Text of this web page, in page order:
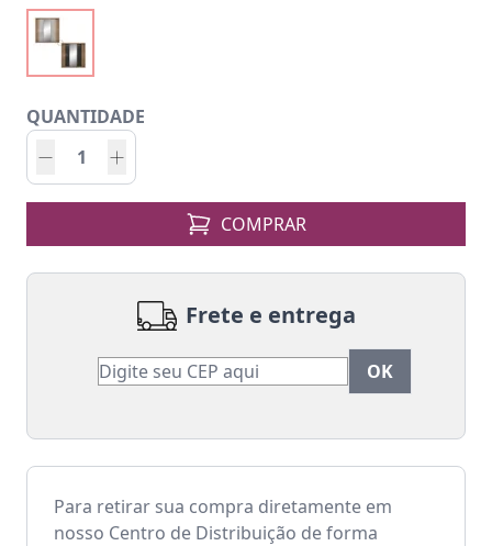
QUANTIDADE
COMPRAR
Frete e entrega
Para retirar sua compra diretamente em
nosso Centro de Distribuição de forma